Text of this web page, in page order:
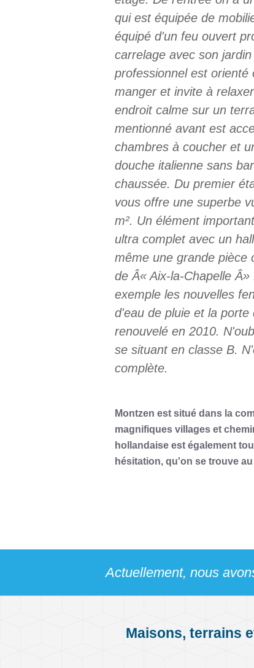
qui est équipée de
équipé d'un feu ouvert
carrelage avec son
professionnel est
manger et invite à
endroit calme sur un
mentionné avant est
chambres à coucher et
douche italienne sans
chaussée. Du premier
vous offre une superbe
m². Un élément
ultra complet avec un
même une grande pièce
de Â« Aix-la-Chapelle
exemple les nouvelles
d'eau de pluie et la
renouvelé en 2010.
se situant en classe B.
complète.
Montzen est situé dans la
magnifiques villages et
hollandaise est également
hésitation, qu'on se trouve
Actuellement, nous
Maisons, terrains